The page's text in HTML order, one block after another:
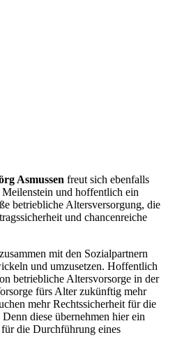
Asmussen freut sich ebenfalls
und hoffentlich ein
betriebliche Altersversorgung, die
und chancenreiche
mit den Sozialpartnern
und umzusetzen. Hoffentlich
betriebliche Altersvorsorge in der
fürs Alter zukünftig mehr
mehr Rechtssicherheit für die
diese übernehmen hier ein
die Durchführung eines